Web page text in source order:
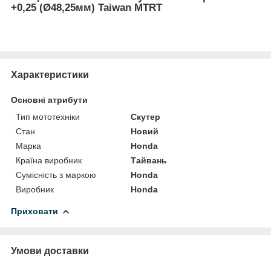
+0,25 (Ø48,25мм) Taiwan MTRT
Характеристики
Основні атрибути
Тип мототехніки
Скутер
Стан
Новий
Марка
Honda
Країна виробник
Тайвань
Сумісність з маркою
Honda
Виробник
Honda
Приховати
Умови доставки